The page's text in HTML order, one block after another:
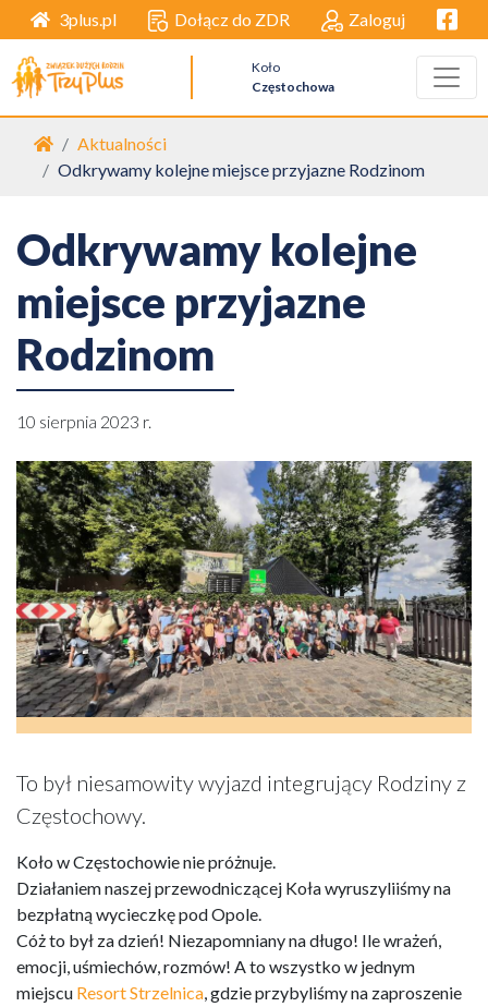
3plus.pl Dołącz do ZDR Zaloguj
Koło
Częstochowa
Strona główna
Aktualności
Odkrywamy kolejne miejsce przyjazne Rodzinom
Odkrywamy kolejne
miejsce przyjazne
Rodzinom
10 sierpnia 2023 r.
To był niesamowity wyjazd integrujący Rodziny z
Częstochowy.
Koło w Częstochowie nie próżnuje.
Działaniem naszej przewodniczącej Koła wyruszyliiśmy na
bezpłatną wycieczkę pod Opole.
Cóż to był za dzień! Niezapomniany na długo! Ile wrażeń,
emocji, uśmiechów, rozmów! A to wszystko w jednym
miejscu Resort Strzelnica, gdzie przybyliśmy na zaproszenie